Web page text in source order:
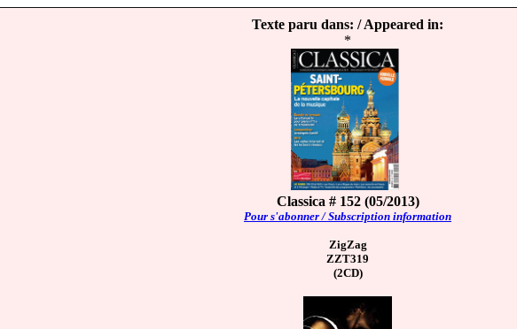
Texte paru dans: / Appeared in:
*
Classica # 152 (05/2013)
Pour s'abonner / Subscription information
ZigZag
ZZT319
(2CD)